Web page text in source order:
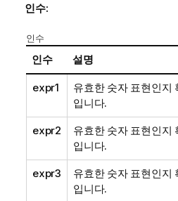
인수:
인수
인수 설명
expr1
유효한 숫자 표현인지
입니다.
expr2
유효한 숫자 표현인지
입니다.
expr3
유효한 숫자 표현인지
입니다.